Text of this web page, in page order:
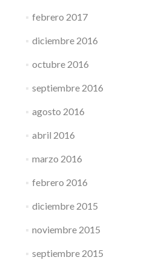
febrero 2017
diciembre 2016
octubre 2016
septiembre 2016
agosto 2016
abril 2016
marzo 2016
febrero 2016
diciembre 2015
noviembre 2015
septiembre 2015